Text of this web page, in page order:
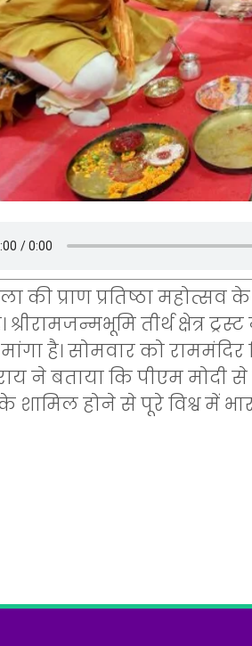
की प्राण प्रतिष्ठा महोत्सव
श्रीरामजन्मभूमि तीर्थ क्षेत्र
है। सोमवार को
ने बताया कि पीएम मोदी से
शामिल होने से पूरे विश्व में